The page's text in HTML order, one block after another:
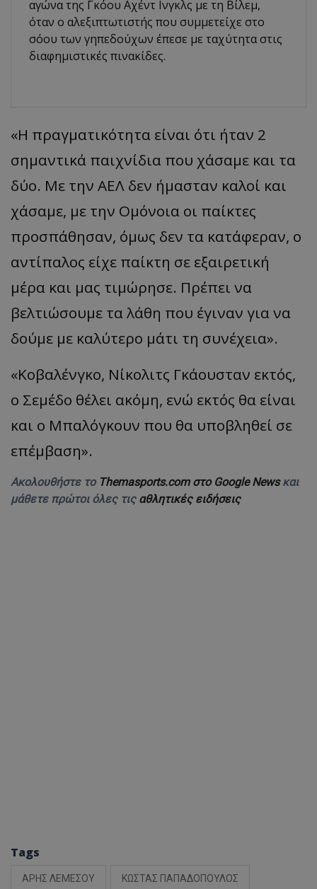
αγώνα της Γκόου Αχέντ Ινγκλς με τη Βίλεμ,
όταν ο αλεξιπτωτιστής που συμμετείχε στο
σόου των γηπεδούχων έπεσε με ταχύτητα στις
διαφημιστικές πινακίδες.
«Η πραγματικότητα είναι ότι ήταν 2
σημαντικά παιχνίδια που χάσαμε και τα
δύο. Με την ΑΕΛ δεν ήμασταν καλοί και
χάσαμε, με την Ομόνοια οι παίκτες
προσπάθησαν, όμως δεν τα κατάφεραν, ο
αντίπαλος είχε παίκτη σε εξαιρετική
μέρα και μας τιμώρησε. Πρέπει να
βελτιώσουμε τα λάθη που έγιναν για να
δούμε με καλύτερο μάτι τη συνέχεια».
«Κοβαλένγκο, Νίκολιτς Γκάουσταν εκτός,
ο Σεμέδο θέλει ακόμη, ενώ εκτός θα είναι
και ο Μπαλόγκουν που θα υποβληθεί σε
επέμβαση».
Ακολουθήστε το Themasports.com στο Google Newsκαι
μάθετε πρώτοι όλες τις αθλητικές ειδήσεις
Tags
ΑΡΗΣ ΛΕΜΕΣΟΥ ΚΩΣΤΑΣ ΠΑΠΑΔΟΠΟΥΛΟΣ